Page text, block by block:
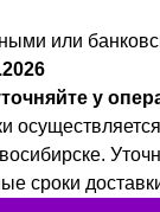
или
у
сроки